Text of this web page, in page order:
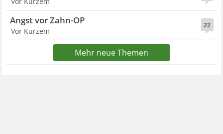
22
Angst vor Zahn-OP
Vor Kurzem
Mehr neue Themen